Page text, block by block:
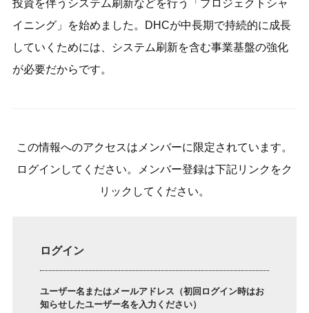
投資を伴うシステム刷新などを行う「プロジェクトシャ
イニング」を始めました。DHCが中長期で持続的に成長
していくためには、システム刷新を含む事業基盤の強化
が必要だからです。
この情報へのアクセスはメンバーに限定されています。
ログインしてください。メンバー登録は下記リンクをク
リックしてください。
ログイン
ユーザー名またはメールアドレス（初回ログイン時はお
知らせしたユーザー名を入力ください）